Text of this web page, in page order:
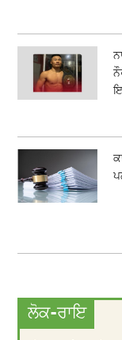
ਲੋਕ-ਰਾਇ